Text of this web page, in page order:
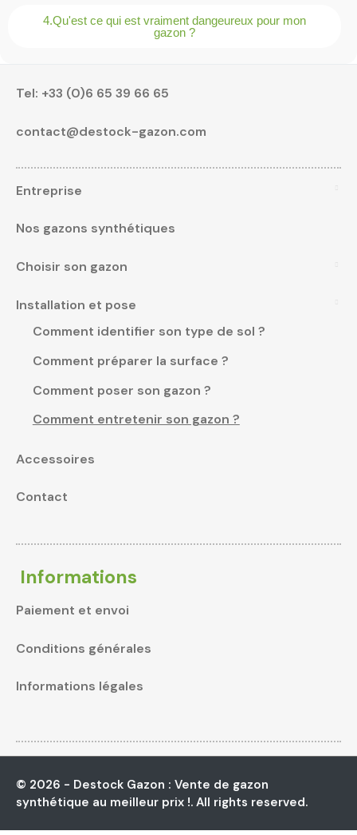
4.Qu'est ce qui est vraiment dangeureux pour mon
gazon ?
Tel: +33 (0)6 65 39 66 65
contact@destock-gazon.com
Entreprise
Nos gazons synthétiques
Choisir son gazon
Installation et pose
Comment identifier son type de sol ?
Comment préparer la surface ?
Comment poser son gazon ?
Comment entretenir son gazon ?
Accessoires
Contact
Informations
Paiement et envoi
Conditions générales
Informations légales
© 2026 - Destock Gazon : Vente de gazon
synthétique au meilleur prix !. All rights reserved.